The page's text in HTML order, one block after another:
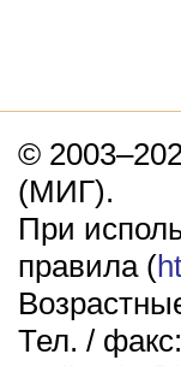
©
(МИГ).
При
правила (
Тел. /